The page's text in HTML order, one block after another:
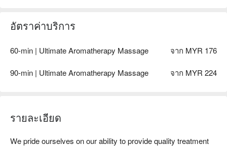
อัตราค่าบริการ
60-min | Ultimate Aromatherapy Massage จาก MYR 176
90-min | Ultimate Aromatherapy Massage จาก MYR 224
รายละเอียด
We pride ourselves on our ability to provide quality treatment